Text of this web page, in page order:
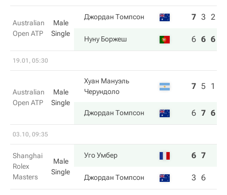
Australian
Open ATP
Male
Single
Джордан Томпсон 7 3 2
Нуну Боржеш 6 6 6
19.01, 05:30
Australian
Open ATP
Male
Single
Хуан Мануэль
Черундоло
7 5 1
Джордан Томпсон 6 7 6
03.10, 09:35
Shanghai
Rolex
Masters
Male
Single
Уго Умбер 6 7
Джордан Томпсон 3 6